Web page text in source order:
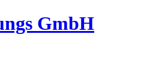
GmbH